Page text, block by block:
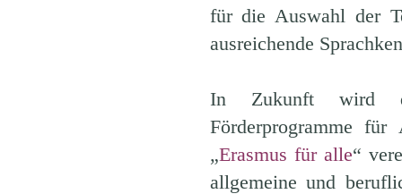
für die Auswahl der
ausreichende
In Zukunft wird
Förderprogramme für
„Erasmus für alle“
allgemeine und